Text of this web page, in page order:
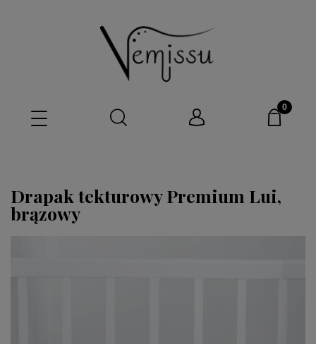
Drapak tekturowy Premium Lui,
brązowy